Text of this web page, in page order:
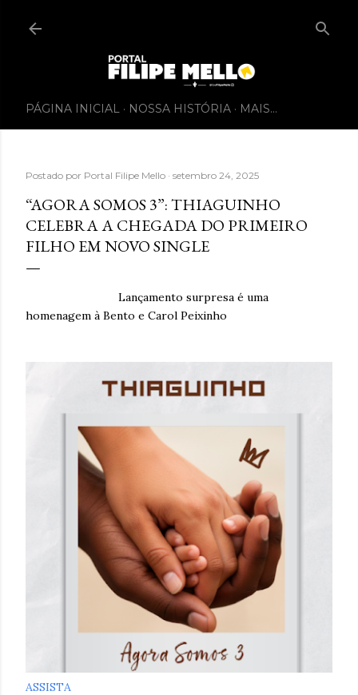
PÁGINA INICIAL NOSSA HISTÓRIA MAIS…
Postado por Portal Filipe Mello setembro 24, 2025
“AGORA SOMOS 3”: THIAGUINHO
CELEBRA A CHEGADA DO PRIMEIRO
FILHO EM NOVO SINGLE
Lançamento surpresa é uma
homenagem à Bento e Carol Peixinho
ASSISTA